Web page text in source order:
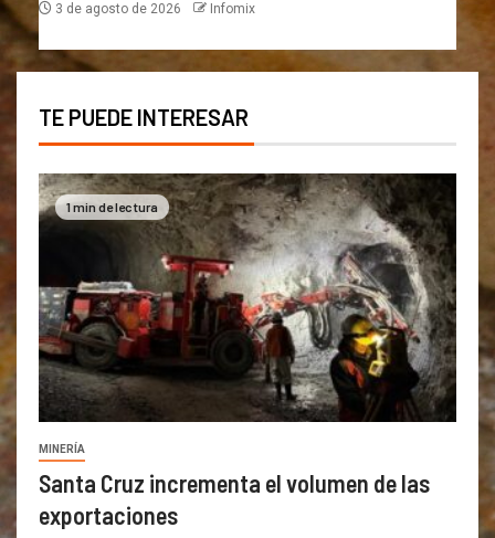
3 de agosto de 2026 Infomix
TE PUEDE INTERESAR
1 min de lectura
MINERÍA
Santa Cruz incrementa el volumen de las
exportaciones